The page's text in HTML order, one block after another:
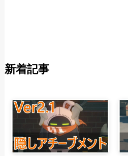
新着記事